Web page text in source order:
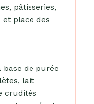
pâtisseries,
place des
base de purée
lait
crudités